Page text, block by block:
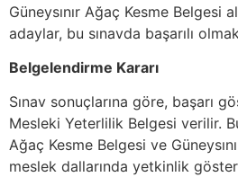
Güneysınır Ağaç Kesme Belgesi
adaylar, bu sınavda başarılı
Belgelendirme Kararı
Sınav sonuçlarına göre, başarı
Mesleki Yeterlilik Belgesi verilir.
Ağaç Kesme Belgesi ve
meslek dallarında yetkinlik